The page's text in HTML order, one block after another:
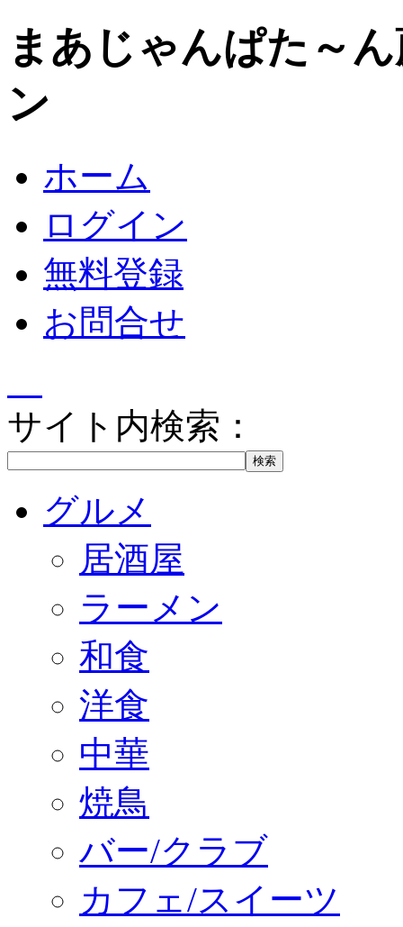
まあじゃんぱた～
ン
ホーム
ログイン
無料登録
お問合せ
サイト内検索：
グルメ
居酒屋
ラーメン
和食
洋食
中華
焼鳥
バー/クラブ
カフェ/スイーツ